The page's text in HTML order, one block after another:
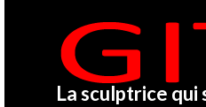
La sculptrice qui